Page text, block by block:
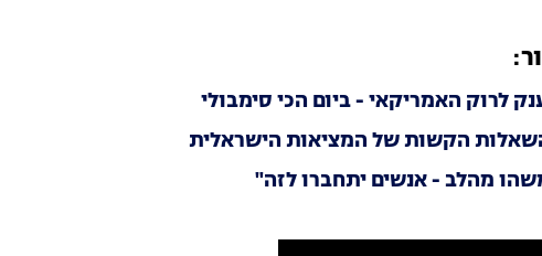
לרוק האמריקאי - ביום הכי סימבולי
הקשות של המציאות הישראלית
מהלב - אנשים יתחברו לזה"